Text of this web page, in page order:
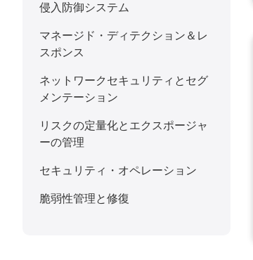
侵入防御システム
マネージド・ディテクション＆レ
スポンス
ネットワークセキュリティとセグ
メンテーション
リスクの定量化とエクスポージャ
ーの管理
セキュリティ・オペレーション
脆弱性管理と修復